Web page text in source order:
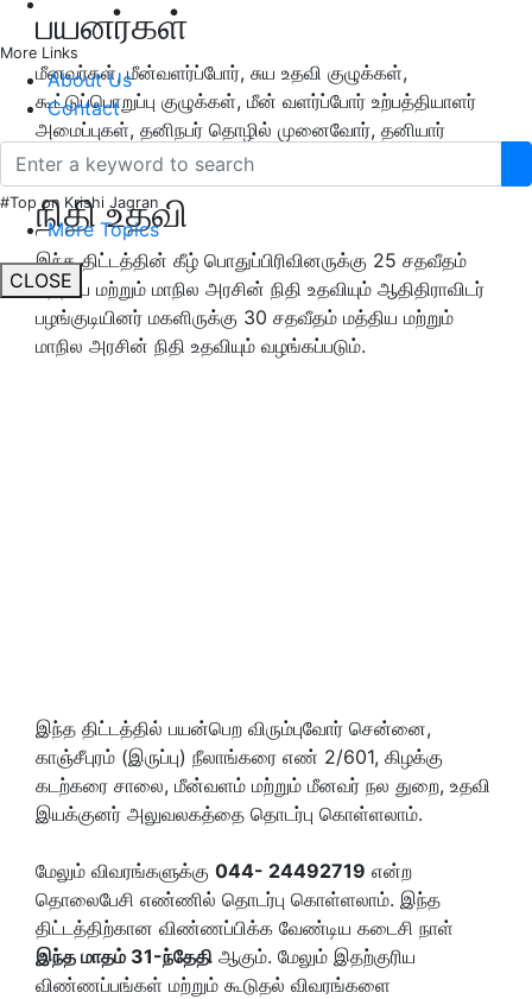
More Links
About Us
Contact
#Top on Krishi Jagran
More Topics
CLOSE
பயனர்கள்
மீனவர்கள், மீன்வளர்ப்போர், சுய உதவி குழுக்கள்,
கூட்டுப்பொறுப்பு குழுக்கள், மீன் வளர்ப்போர் உற்பத்தியாளர்
அமைப்புகள், தனிநபர் தொழில் முனைவோர், தனியார்
நிறுவனங்கள் இந்த திட்டத்தில் பயன்பெறலாம்.
நிதி உதவி
இந்த திட்டத்தின் கீழ் பொதுப்பிரிவினருக்கு 25 சதவீதம்
மத்திய மற்றும் மாநில அரசின் நிதி உதவியும் ஆதிதிராவிடர்
பழங்குடியினர் மகளிருக்கு 30 சதவீதம் மத்திய மற்றும்
மாநில அரசின் நிதி உதவியும் வழங்கப்படும்.
இந்த திட்டத்தில் பயன்பெற விரும்புவோர் சென்னை,
காஞ்சீபுரம் (இருப்பு) நீலாங்கரை எண் 2/601, கிழக்கு
கடற்கரை சாலை, மீன்வளம் மற்றும் மீனவர் நல துறை, உதவி
இயக்குனர் அலுவலகத்தை தொடர்பு கொள்ளலாம்.
மேலும் விவரங்களுக்கு 044- 24492719 என்ற
தொலைபேசி எண்ணில் தொடர்பு கொள்ளலாம். இந்த
திட்டத்திற்கான விண்ணப்பிக்க வேண்டிய கடைசி நாள்
இந்த மாதம் 31-ந்தேதி ஆகும். மேலும் இதற்குரிய
விண்ணப்பங்கள் மற்றும் கூடுதல் விவரங்களை